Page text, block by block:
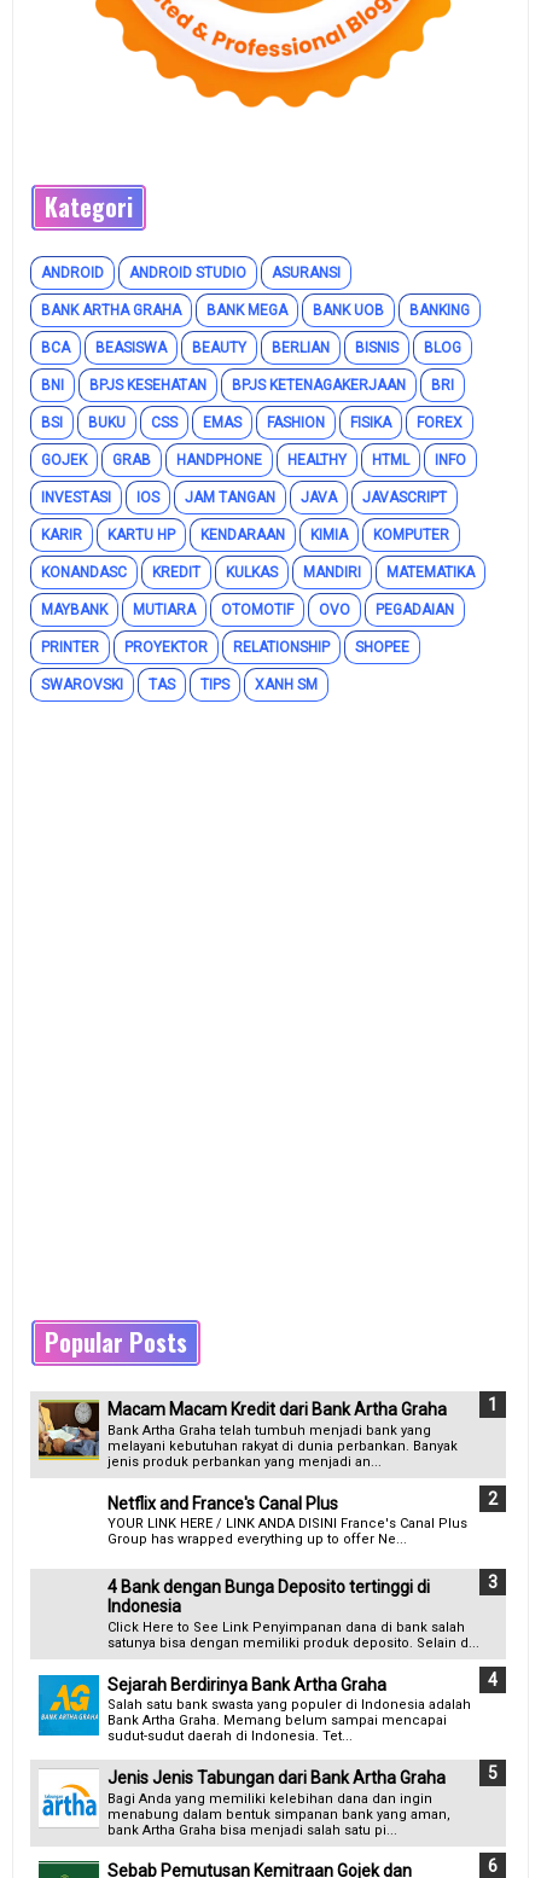
Kategori
ANDROID ANDROID STUDIO ASURANSI
BANK ARTHA GRAHA BANK MEGA BANK UOB BANKING
BCA BEASISWA BEAUTY BERLIAN BISNIS BLOG
BNI BPJS KESEHATAN BPJS KETENAGAKERJAAN BRI
BSI BUKU CSS EMAS FASHION FISIKA FOREX
GOJEK GRAB HANDPHONE HEALTHY HTML INFO
INVESTASI IOS JAM TANGAN JAVA JAVASCRIPT
KARIR KARTU HP KENDARAAN KIMIA KOMPUTER
KONANDASC KREDIT KULKAS MANDIRI MATEMATIKA
MAYBANK MUTIARA OTOMOTIF OVO PEGADAIAN
PRINTER PROYEKTOR RELATIONSHIP SHOPEE
SWAROVSKI TAS TIPS XANH SM
Popular Posts
Macam Macam Kredit dari Bank Artha Graha
Bank Artha Graha telah tumbuh menjadi bank yang
melayani kebutuhan rakyat di dunia perbankan. Banyak
jenis produk perbankan yang menjadi an...
Netflix and France's Canal Plus
YOUR LINK HERE / LINK ANDA DISINI France's Canal Plus
Group has wrapped everything up to offer Ne...
4 Bank dengan Bunga Deposito tertinggi di
Indonesia
Click Here to See Link Penyimpanan dana di bank salah
satunya bisa dengan memiliki produk deposito. Selain d...
Sejarah Berdirinya Bank Artha Graha
Salah satu bank swasta yang populer di Indonesia adalah
Bank Artha Graha. Memang belum sampai mencapai
sudut-sudut daerah di Indonesia. Tet...
Jenis Jenis Tabungan dari Bank Artha Graha
Bagi Anda yang memiliki kelebihan dana dan ingin
menabung dalam bentuk simpanan bank yang aman,
bank Artha Graha bisa menjadi salah satu pi...
Sebab Pemutusan Kemitraan Gojek dan